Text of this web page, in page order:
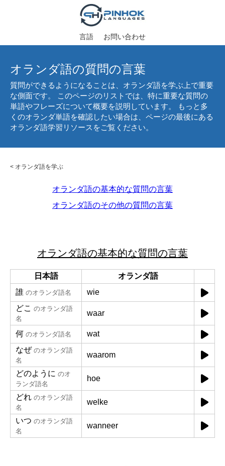
言語 お問い合わせ
オランダ語の質問の言葉
質問ができるようになることは、オランダ語を学ぶ上で重要
な側面です。 このページのリストでは、特に重要な質問の
単語やフレーズについて概要を説明しています。 もっと多
くのオランダ単語を確認したい場合は、ページの最後にある
オランダ語学習リソースをご覧ください。
< オランダ語を学ぶ
オランダ語の基本的な質問の言葉
オランダ語のその他の質問の言葉
オランダ語の基本的な質問の言葉
日本語
オランダ語
誰 のオランダ語名
wie
どこ のオランダ語
名
waar
何 のオランダ語名
wat
なぜ のオランダ語
名
waarom
どのように のオ
ランダ語名
hoe
どれ のオランダ語
名
welke
いつ のオランダ語
名
wanneer